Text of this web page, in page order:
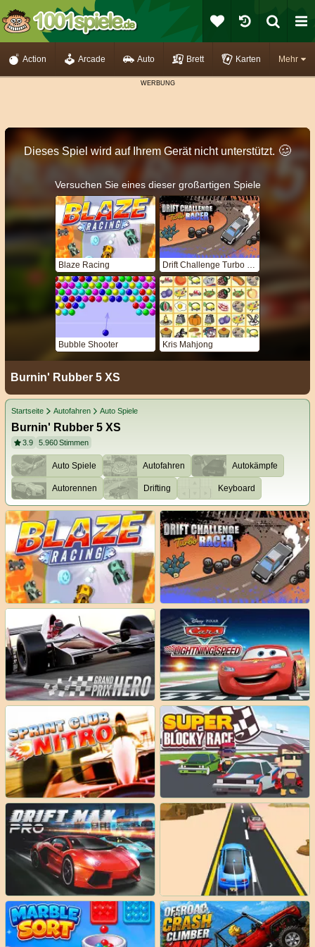
Mehr
Action Arcade Auto Brett Karten
Dieses Spiel wird auf Ihrem Gerät nicht unterstützt. 🥴️
Versuchen Sie eines dieser großartigen Spiele
Blaze Racing
Bubble Shooter Kris Mahjong
Burnin' Rubber 5 XS
Startseite Autofahren Auto Spiele
Burnin' Rubber 5 XS
3.9 5.960Stimmen
Auto Spiele Autofahren Autokämpfe
Autorennen Drifting Keyboard